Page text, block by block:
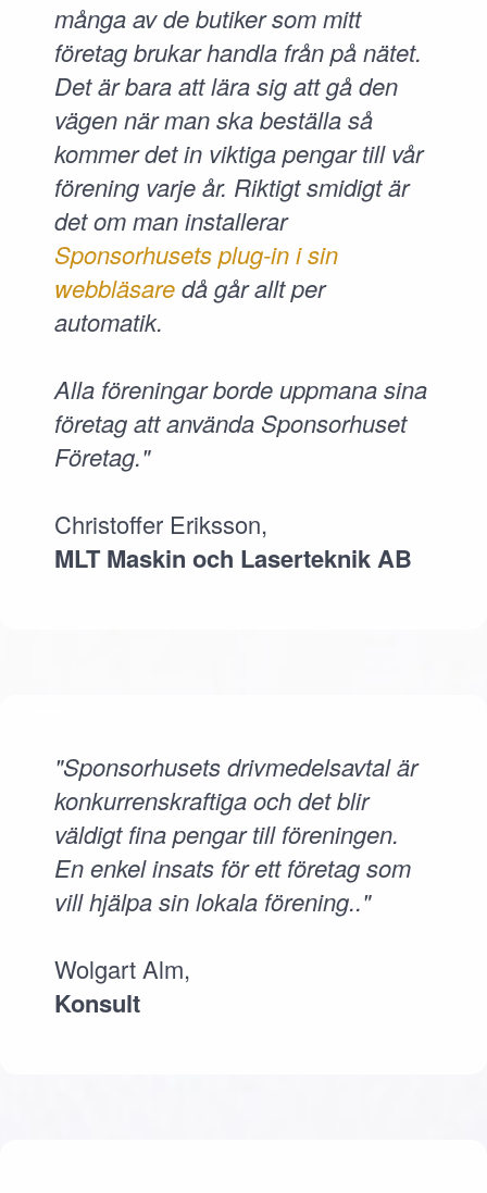
många av de butiker som mitt
företag brukar handla från på nätet.
Det är bara att lära sig att gå den
vägen när man ska beställa så
kommer det in viktiga pengar till vår
förening varje år. Riktigt smidigt är
det om man installerar
Sponsorhusets plug-in i sin
webbläsaredå går allt per
automatik.
Alla föreningar borde uppmana sina
företag att använda Sponsorhuset
Företag."
Christoffer Eriksson,
MLT Maskin och Laserteknik AB
"Sponsorhusets drivmedelsavtal är
konkurrenskraftiga och det blir
väldigt fina pengar till föreningen.
En enkel insats för ett företag som
vill hjälpa sin lokala förening.."
Wolgart Alm,
Konsult